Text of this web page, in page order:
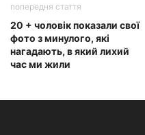
попередня стаття
20 + чоловік показали свої
фото з минулого, які
нагадають, в який лихий
час ми жили